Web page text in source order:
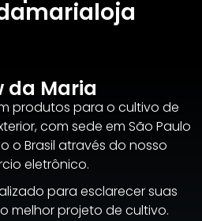
da Maria
produtos para o cultivo de
com sede em São Paulo
o Brasil através do nosso
eletrônico.
para esclarecer suas
melhor projeto de cultivo.